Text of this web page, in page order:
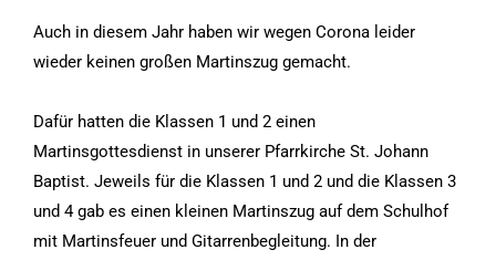
Auch in diesem Jahr haben wir wegen Corona leider
wieder keinen großen Martinszug gemacht.
Dafür hatten die Klassen 1 und 2 einen
Martinsgottesdienst in unserer Pfarrkirche St. Johann
Baptist. Jeweils für die Klassen 1 und 2 und die Klassen 3
und 4 gab es einen kleinen Martinszug auf dem Schulhof
mit Martinsfeuer und Gitarrenbegleitung. In der